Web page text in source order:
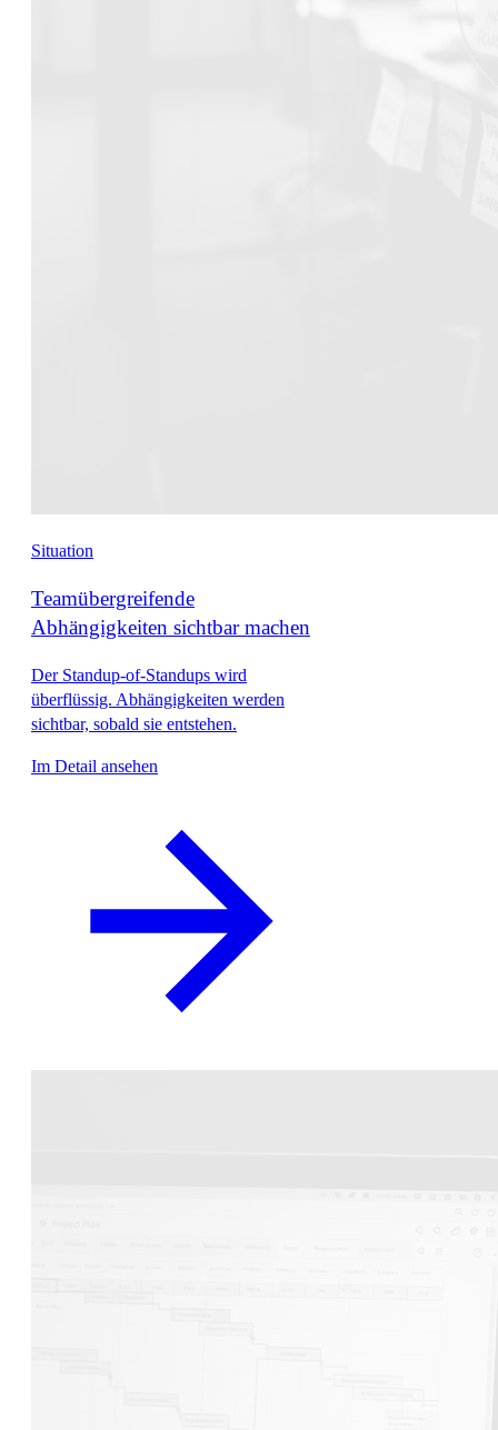
Situation
Teamübergreifende
Abhängigkeiten sichtbar machen
Der Standup-of-Standups wird
überflüssig. Abhängigkeiten werden
sichtbar, sobald sie entstehen.
Im Detail ansehen